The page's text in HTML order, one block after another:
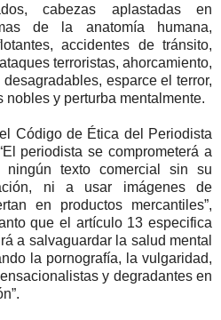
cabezas aplastadas en
de la anatomía humana,
accidentes de tránsito,
terroristas, ahorcamiento,
esparce el terror,
y perturba mentalmente.
Código de Ética del Periodista
periodista se comprometerá a
texto comercial sin su
ni a usar imágenes de
en productos mercantiles”,
que el artículo 13 especifica
a salvaguardar la salud mental
la pornografía, la vulgaridad,
y degradantes en